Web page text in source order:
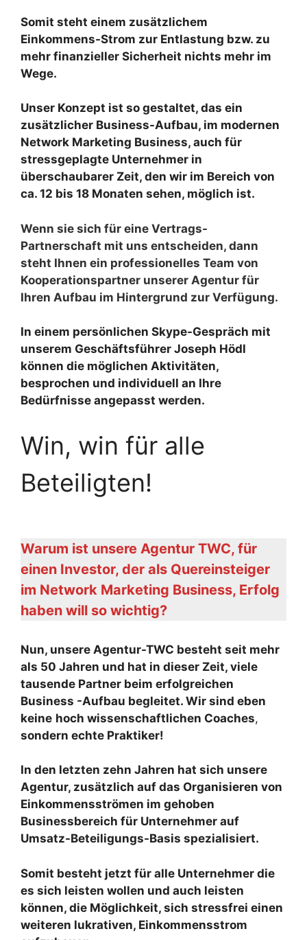
Somit steht einem zusätzlichem
Einkommens-Strom zur Entlastung bzw. zu
mehr finanzieller Sicherheit nichts mehr im
Wege.
Unser Konzept ist so gestaltet, das ein
zusätzlicher Business-Aufbau, im modernen
Network Marketing Business, auch für
stressgeplagte Unternehmer in
überschaubarer Zeit, den wir im Bereich von
ca. 12 bis 18 Monaten sehen, möglich ist.
Wenn sie sich für eine Vertrags-
Partnerschaft mit uns entscheiden, dann
steht Ihnen ein professionelles Team von
Kooperationspartner unserer Agentur für
Ihren Aufbau im Hintergrund zur Verfügung.
In einem persönlichen Skype-Gespräch mit
unserem Geschäftsführer Joseph Hödl
können die möglichen Aktivitäten,
besprochen und individuell an Ihre
Bedürfnisse angepasst werden.
Win, win für alle
Beteiligten!
Warum ist unsere Agentur TWC, für
einen Investor, der als Quereinsteiger
im Network Marketing Business, Erfolg
haben will so wichtig?
Nun, unsere Agentur-TWC besteht seit mehr
als 50 Jahren und hat in dieser Zeit, viele
tausende Partner beim erfolgreichen
Business -Aufbau begleitet. Wir sind eben
keine hoch wissenschaftlichen Coaches,
sondern echte Praktiker!
In den letzten zehn Jahren hat sich unsere
Agentur, zusätzlich auf das Organisieren von
Einkommensströmen im gehoben
Businessbereich für Unternehmer auf
Umsatz-Beteiligungs-Basis spezialisiert.
Somit besteht jetzt für alle Unternehmer die
es sich leisten wollen und auch leisten
können, die Möglichkeit, sich stressfrei einen
weiteren lukrativen, Einkommensstrom